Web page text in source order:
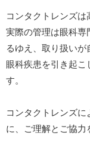
コンタクトレンズは
実際の管理は眼科
るゆえ、取り扱い
眼科疾患を引き起
す。
コンタクトレンズ
に、ご理解とご協力